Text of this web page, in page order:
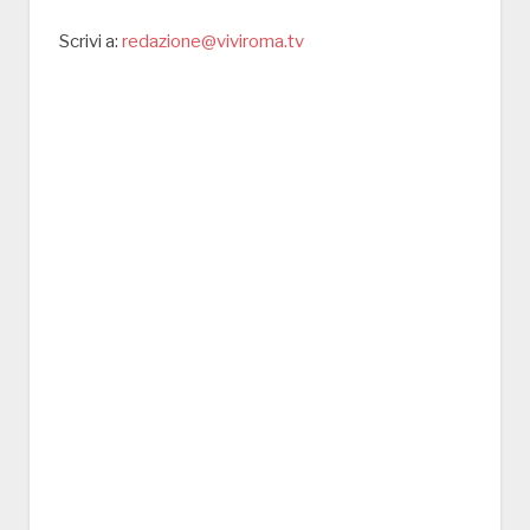
Scrivi a: redazione@viviroma.tv